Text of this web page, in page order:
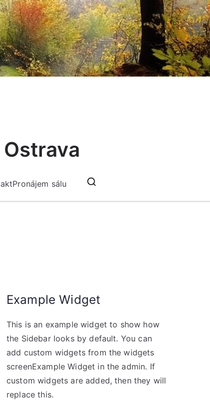
Pronájem sálu
Example Widget
This is an example widget to show how
the Sidebar looks by default. You can
add custom widgets from the widgets
screenExample Widget in the admin. If
custom widgets are added, then they will
replace this.